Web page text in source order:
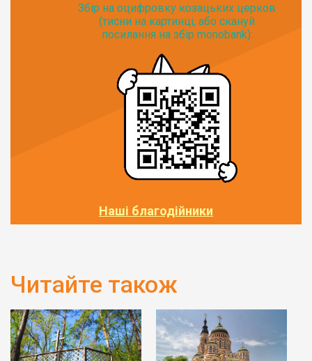
Збір на оцифровку козацьких церков
(тисни на картинці, або скануй
посилання на збір monobank):
Наші благодійники
Читайте також